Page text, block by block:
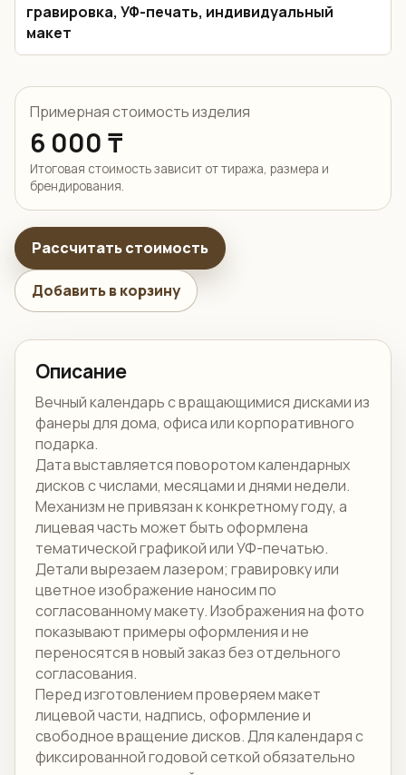
гравировка, УФ-печать, индивидуальный
макет
Примерная стоимость изделия
6 000 ₸
Итоговая стоимость зависит от тиража, размера и
брендирования.
Рассчитать стоимость
Добавить в корзину
Описание
Вечный календарь с вращающимися дисками из
фанеры для дома, офиса или корпоративного
подарка.
Дата выставляется поворотом календарных
дисков с числами, месяцами и днями недели.
Механизм не привязан к конкретному году, а
лицевая часть может быть оформлена
тематической графикой или УФ-печатью.
Детали вырезаем лазером; гравировку или
цветное изображение наносим по
согласованному макету. Изображения на фото
показывают примеры оформления и не
переносятся в новый заказ без отдельного
согласования.
Перед изготовлением проверяем макет
лицевой части, надпись, оформление и
свободное вращение дисков. Для календаря с
фиксированной годовой сеткой обязательно